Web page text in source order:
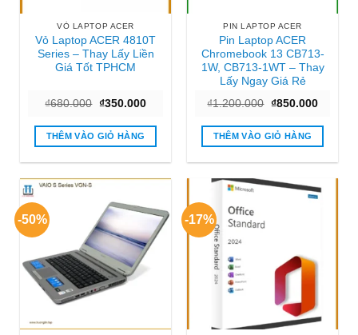
VỎ LAPTOP ACER
Vỏ Laptop ACER 4810T
Series – Thay Lấy Liền
Giá Tốt TPHCM
₫680.000 Giá
là:
₫680.000.
₫350.000Giá
tại
₫350.000.
THÊM VÀO GIỎ HÀNG
PIN LAPTOP ACER
Pin Laptop ACER
Chromebook 13 CB713-
1W, CB713-1WT – Thay
Lấy Ngay Giá Rẻ
₫1.200.000 Giá
là:
₫1.200.000.
₫850.000Giá
tại
THÊM VÀO GIỎ HÀNG
-50% -17%